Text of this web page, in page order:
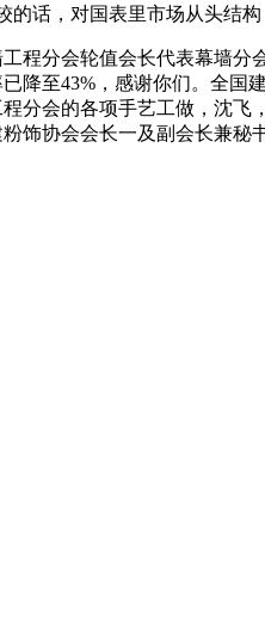
话，对国表里市场从头结构
分会轮值会长代表幕墙分
降至43%，感谢你们。全
分会的各项手艺工做，沈
饰协会会长一及副会长兼